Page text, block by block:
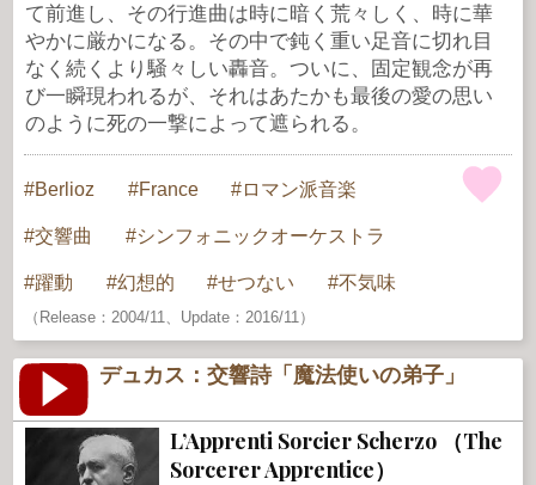
て前進し、その行進曲は時に暗く荒々しく、時に華
やかに厳かになる。その中で鈍く重い足音に切れ目
なく続くより騒々しい轟音。ついに、固定観念が再
び一瞬現われるが、それはあたかも最後の愛の思い
のように死の一撃によって遮られる。
Berlioz France ロマン派音楽
交響曲 シンフォニックオーケストラ
躍動 幻想的 せつない 不気味
（Release：2004/11、Update：2016/11）
デュカス：交響詩「魔法使いの弟子」
L’Apprenti Sorcier Scherzo （The
Sorcerer Apprentice）